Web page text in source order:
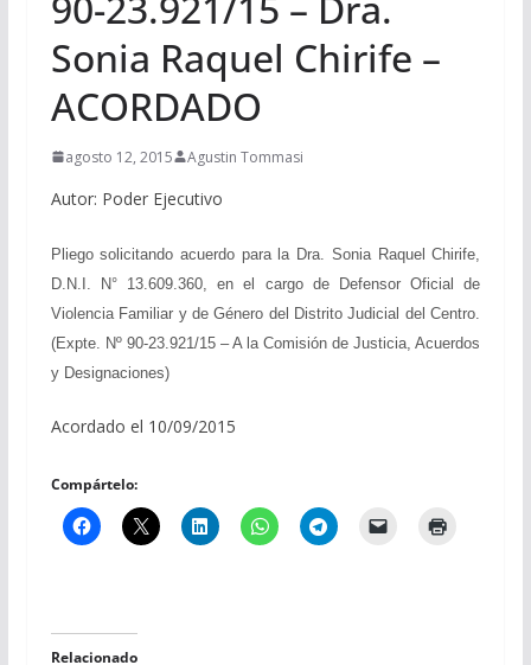
Sonia Raquel Chirife –
ACORDADO
agosto 12, 2015 Agustin Tommasi
Autor: Poder Ejecutivo
Pliego solicitando acuerdo para la Dra. Sonia Raquel Chirife,
D.N.I. N° 13.609.360, en el cargo de Defensor Oficial de
Violencia Familiar y de Género del Distrito Judicial del Centro.
(Expte. Nº 90-23.921/15 –A la Comisión de Justicia, Acuerdos
y Designaciones)
Acordado el 10/09/2015
Compártelo:
Relacionado